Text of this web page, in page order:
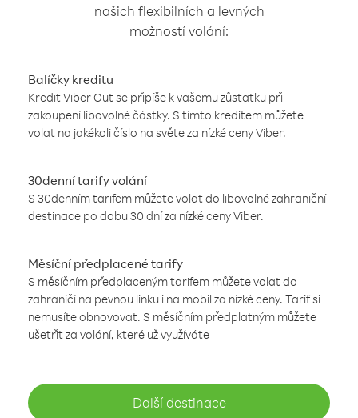
našich flexibilních a levných
možností volání:
Balíčky kreditu
Kredit Viber Out se připíše k vašemu zůstatku při
zakoupení libovolné částky. S tímto kreditem můžete
volat na jakékoli číslo na světe za nízké ceny Viber.
30denní tarify volání
S 30denním tarifem můžete volat do libovolné zahraniční
destinace po dobu 30 dní za nízké ceny Viber.
Měsíční předplacené tarify
S měsíčním předplaceným tarifem můžete volat do
zahraničí na pevnou linku i na mobil za nízké ceny. Tarif si
nemusíte obnovovat. S měsíčním předplatným můžete
ušetřit za volání, které už využíváte
Další destinace